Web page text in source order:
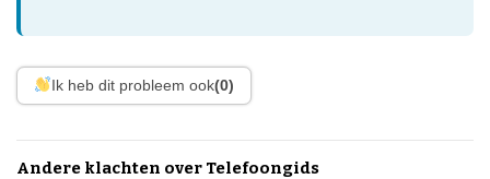
Ik heb dit probleem ook(0)
Andere klachten over Telefoongids